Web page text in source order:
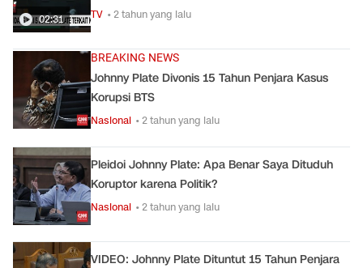
02:31 TV • 2 tahun yang lalu
BREAKING NEWS
Johnny Plate Divonis 15 Tahun Penjara Kasus
Korupsi BTS
Nasional • 2 tahun yang lalu
Pleidoi Johnny Plate: Apa Benar Saya Dituduh
Koruptor karena Politik?
Nasional • 2 tahun yang lalu
VIDEO: Johnny Plate Dituntut 15 Tahun Penjara